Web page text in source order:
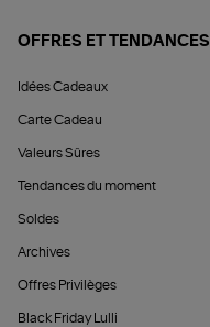
OFFRES ET TENDANCES
Idées Cadeaux
Carte Cadeau
Valeurs Sûres
Tendances du moment
Soldes
Archives
Offres Privilèges
Black Friday Lulli